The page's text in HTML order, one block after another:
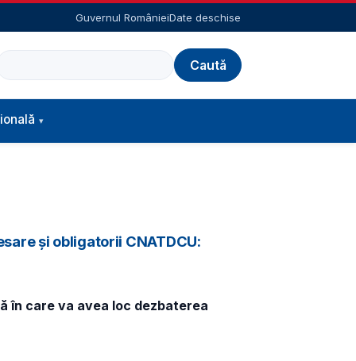
Guvernul RomânieiDate deschise
și obligatorii CNATDCU:
în care va avea loc dezbaterea